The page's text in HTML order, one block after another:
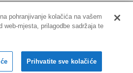
pohranjivanje kolačića na vašem
web-mjesta, prilagodbe sadržaja te
Prihvatite sve kolačiće